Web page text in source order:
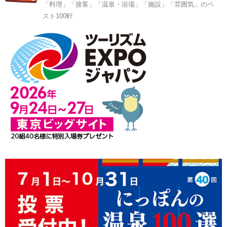
「料理」「接客」「温泉・浴場」「施設」「雰囲気」のベ
スト100軒